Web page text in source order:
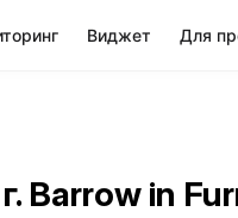
Виджет Для
Barrow in